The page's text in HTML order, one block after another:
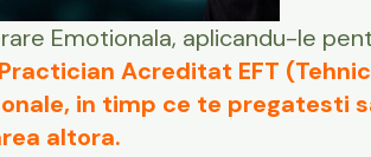
Emotionala, aplicandu-le
Acreditat EFT
in timp ce te pregatesti
altora.